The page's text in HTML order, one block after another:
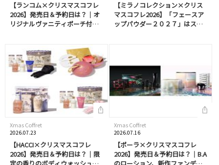
【ランコム×クリスマスコフレ
2026】発売日＆予約日は？｜オ
リジナルヴァニティポーチ付き
ルチパレットなど充実のライン
アップ！
【ミラノコレクション×クリス
マスコフレ2026】「フェースア
ップパウダー２０２７」はスワ
Xmas Coffret
2026.07.23
【HACCI×クリスマスコフレ
2026】発売日＆予約日は？｜限
Xmas Coffret
2026.07.16
【ポーラ×クリスマスコフレ
2026】発売日＆予約日は？｜B.A